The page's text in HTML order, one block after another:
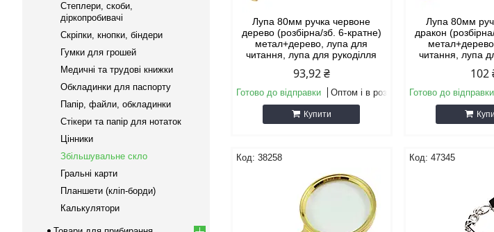
Лупа 80мм ручка червоне
дерево (розбірна/зб. 6-кратне)
метал+дерево, лупа для
читання, лупа для рукоділля
93,92 ₴
Готово до відправки Оптом і в роздріб
Купити
Лупа 80мм
дракон
читання, лупа
102
Готово до відправки
38258 47345
Степлери, скоби,
діркопробивачі
Скріпки, кнопки, біндери
Гумки для грошей
Медичні та трудові книжки
Обкладинки для паспорту
Папір, файли, обкладинки
Стікери та папір для нотаток
Цінники
Збільшувальне скло
Гральні карти
Планшети (кліп-борди)
Калькулятори